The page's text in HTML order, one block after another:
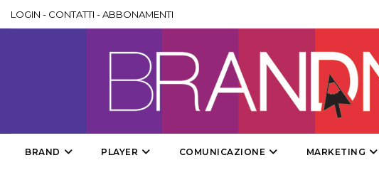
LOGIN - CONTATTI -ABBONAMENTI
BRAND PLAYER COMUNICAZIONE MARKETING